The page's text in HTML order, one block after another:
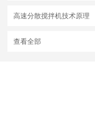
高速分散搅拌机技术原理
查看全部